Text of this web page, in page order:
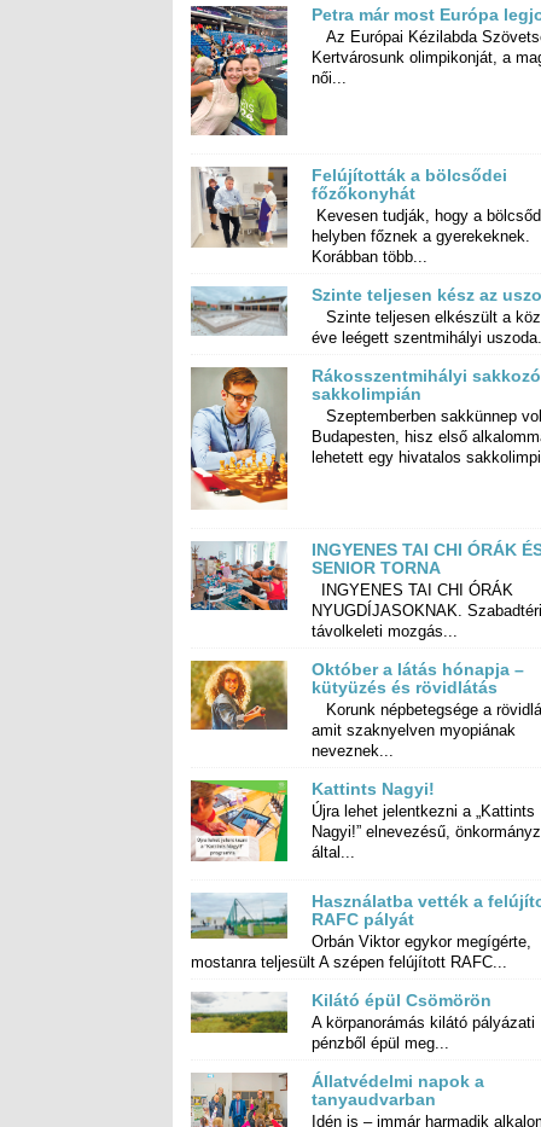
Petra már most Európa
Az Európai Kézilabda
Kertvárosunk olimpikonját, a
női...
Felújították a bölcsődei
főzőkonyhát
Kevesen tudják, hogy a
helyben főznek a
Korábban több...
Szinte teljesen kész az
Szinte teljesen elkészült a
éve leégett szentmihályi
Rákosszentmihályi
sakkolimpián
Szeptemberben sakkünnep
Budapesten, hisz első
lehetett egy hivatalos
INGYENES TAI CHI ÓRÁK
SENIOR TORNA
INGYENES TAI CHI ÓRÁK
NYUGDÍJASOKNAK. Szabadtéri
távolkeleti mozgás...
Október a látás hónapja –
kütyüzés és rövidlátás
Korunk népbetegsége a
amit szaknyelven
neveznek...
Kattints Nagyi!
Újra lehet jelentkezni a „Kattints
Nagyi!” elnevezésű, önkormányzat
által...
Használatba vették a
RAFC pályát
Orbán Viktor egykor megígérte,
mostanra teljesült A szépen felújított RAFC...
Kilátó épül Csömörön
A körpanorámás kilátó pályázati
pénzből épül meg...
Állatvédelmi napok a
tanyaudvarban
Idén is – immár harmadik